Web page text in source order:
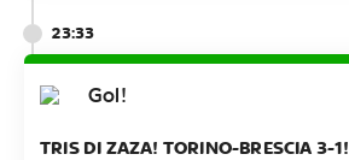
23:33
Gol!
TRIS DI ZAZA! TORINO-BRESCIA 3-1!